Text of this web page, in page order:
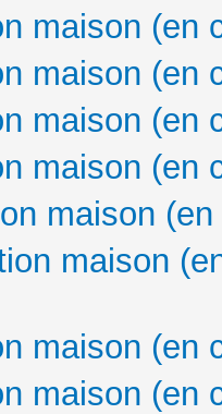
maison (en
maison (en
maison (en
maison (en
maison
maison
maison (en
maison (en